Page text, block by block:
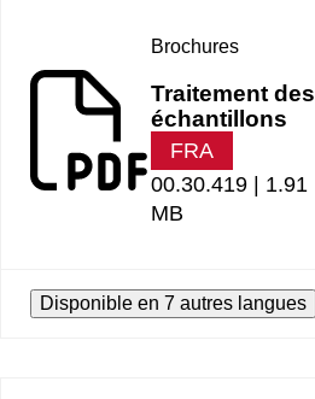
Brochures
Traitement des
échantillons
FRA
00.30.419 | 1.91
MB
Disponible en 7 autres langues